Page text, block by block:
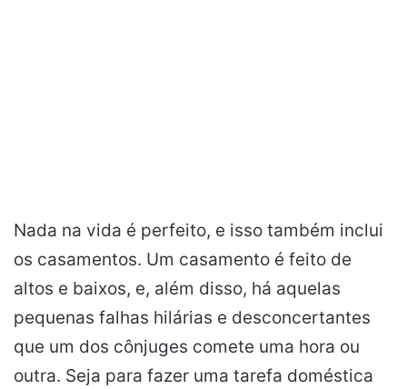
Nada na vida é perfeito, e isso também inclui
os casamentos. Um casamento é feito de
altos e baixos, e, além disso, há aquelas
pequenas falhas hilárias e desconcertantes
que um dos cônjuges comete uma hora ou
outra. Seja para fazer uma tarefa doméstica